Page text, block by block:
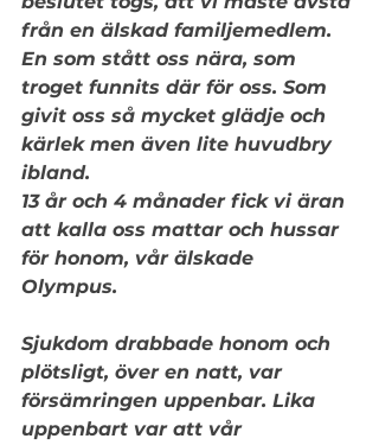
från en älskad familjemedlem.
En som stått oss nära, som
troget funnits där för oss. Som
givit oss så mycket glädje och
kärlek men även lite huvudbry
ibland.
13 år och 4 månader fick vi äran
att kalla oss mattar och hussar
för honom, vår älskade
Olympus.
Sjukdom drabbade honom och
plötsligt, över en natt, var
försämringen uppenbar. Lika
uppenbart var att vår